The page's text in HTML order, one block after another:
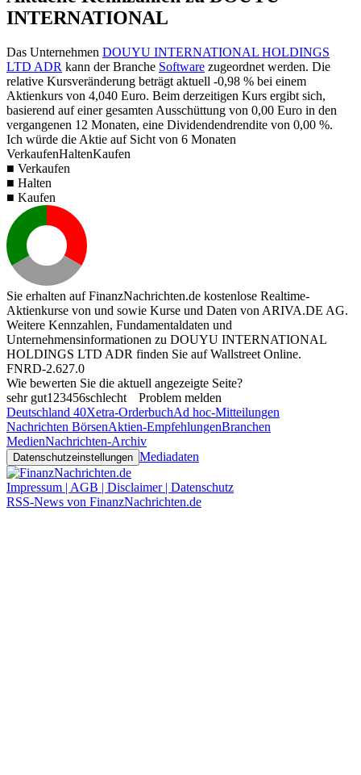
INTERNATIONAL
Das Unternehmen DOUYU INTERNATIONAL HOLDINGS
LTD ADR kann der Branche Software zugeordnet werden. Die
relative Kursveränderung beträgt aktuell -0,98 % bei einem
Aktienkurs von 4,040 Euro. Beim derzeitigen Kurs ergibt sich,
basierend auf einer gesamten Ausschüttung von 0,00 Euro in den
vergangenen 12 Monaten, eine Dividendendrendite von 0,00 %.
Ich würde die Aktie auf Sicht von 6 Monaten
VerkaufenHaltenKaufen
■ Verkaufen
■ Halten
■ Kaufen
Sie erhalten auf FinanzNachrichten.de kostenlose Realtime-
Aktienkurse von und sowie Kurse und Daten von ARIVA.DE AG.
Weitere Kennzahlen, Fundamentaldaten und
Unternehmensinformationen zu DOUYU INTERNATIONAL
HOLDINGS LTD ADR finden Sie aufWallstreet Online.
FNRD-2.627.0
Wie bewerten Sie die aktuell angezeigte Seite?
sehr gut1 23456schlecht
Problem melden
Deutschland 40Xetra-OrderbuchAd hoc-Mitteilungen
Nachrichten BörsenAktien-EmpfehlungenBranchen
MedienNachrichten-Archiv
Datenschutzeinstellungen Mediadaten
Impressum | AGB | Disclaimer | Datenschutz
RSS-News von FinanzNachrichten.de